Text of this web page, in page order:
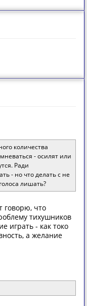
количества
- осилят или
Ради
- но что делать с не
лишать?
говорю, что
тихушников
играть - как токо
а желание